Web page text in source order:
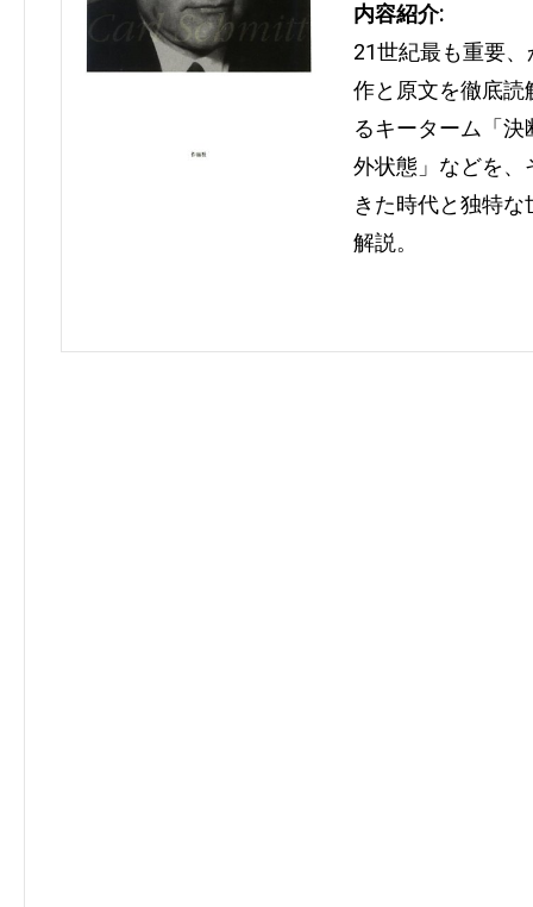
内容紹介:
21世紀最も重要
作と原文を徹底読
るキーターム「
外状態」などを、
きた時代と独特
解説。